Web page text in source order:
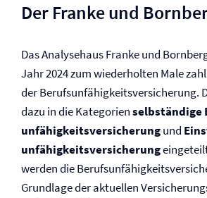
Der Franke und
Das Analysehaus Franke und
Jahr 2024 zum wiederholten Male
der Berufs­unfähigkeits­versicherung.
dazu in die Kategorienselbständige
unfähigkeits­versicherungund
unfähigkeits­versicherung
werden die
Grundlage der aktuellen